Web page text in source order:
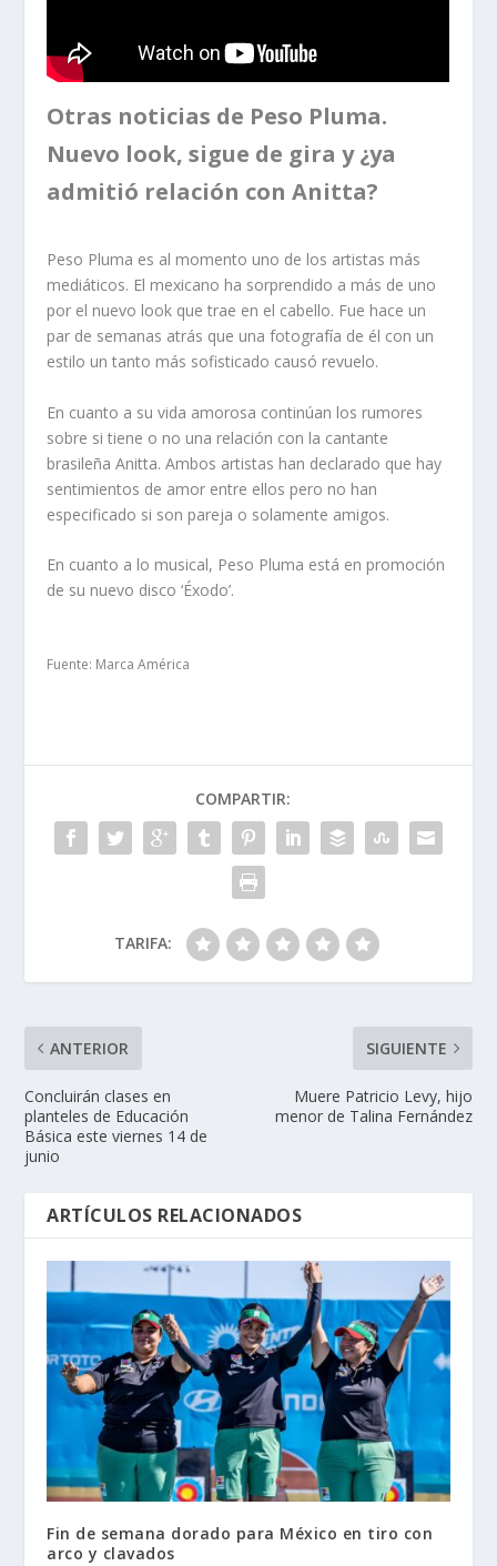
Otras noticias de Peso Pluma.
Nuevo look, sigue de gira y ¿ya
admitió relación con Anitta?
Peso Pluma es al momento uno de los artistas más
mediáticos. El mexicano ha sorprendido a más de uno
por el nuevo look que trae en el cabello. Fue hace un
par de semanas atrás que una fotografía de él con un
estilo un tanto más sofisticado causó revuelo.
En cuanto a su vida amorosa continúan los rumores
sobre si tiene o no una relación con la cantante
brasileña Anitta. Ambos artistas han declarado que hay
sentimientos de amor entre ellos pero no han
especificado si son pareja o solamente amigos.
En cuanto a lo musical, Peso Pluma está en promoción
de su nuevo disco ‘Éxodo’.
Fuente: Marca América
COMPARTIR:
TARIFA:
ANTERIOR
Concluirán clases en
planteles de Educación
Básica este viernes 14 de
junio
SIGUIENTE
Muere Patricio Levy, hijo
menor de Talina Fernández
ARTÍCULOS RELACIONADOS
Fin de semana dorado para México en tiro con
arco y clavados